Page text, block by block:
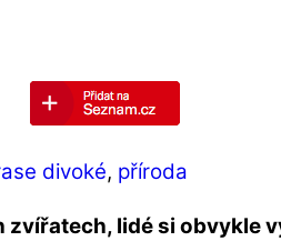
divoké, příroda
zvířatech, lidé si obvykle